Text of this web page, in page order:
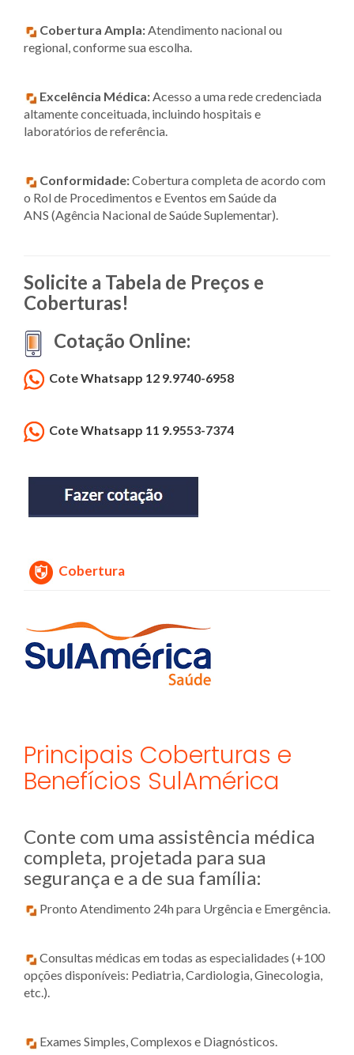
Cobertura Ampla:Atendimento nacional ou
regional, conforme sua escolha.
Excelência Médica:Acesso a uma rede credenciada
altamente conceituada, incluindo hospitais e
laboratórios de referência.
Conformidade:Cobertura completa de acordo com
o Rol de Procedimentos e Eventos em Saúde da
ANS (Agência Nacional de Saúde Suplementar).
Solicite a Tabela de Preços e
Coberturas!
Cotação Online:
Cote Whatsapp 12 9.9740-6958
Cote Whatsapp 11 9.9553-7374
Cobertura
Principais Coberturas e
Benefícios SulAmérica
Conte com uma assistência médica
completa, projetada para sua
segurança e a de sua família:
Pronto Atendimento 24h para Urgência e Emergência.
Consultas médicas em todas as especialidades (+100
opções disponíveis: Pediatria, Cardiologia, Ginecologia,
etc.).
Exames Simples, Complexos e Diagnósticos.